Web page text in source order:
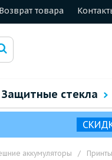
Возврат товара
Защитные стекла
аккумуляторы / Принты